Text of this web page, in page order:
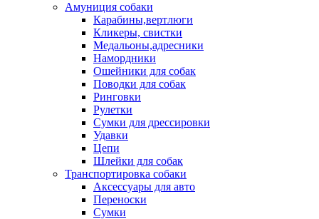
Амуниция собаки
Карабины,вертлюги
Кликеры, свистки
Медальоны,адресники
Намордники
Ошейники для собак
Поводки для собак
Ринговки
Рулетки
Сумки для дрессировки
Удавки
Цепи
Шлейки для собак
Транспортировка собаки
Аксессуары для авто
Переноски
Сумки